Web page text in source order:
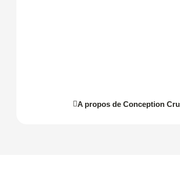
A propos de Conception